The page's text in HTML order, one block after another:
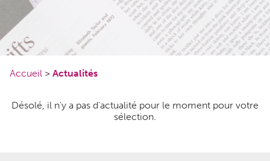
Accueil > Actualités
Désolé, il n'y a pas d'actualité pour le moment pour votre
sélection.